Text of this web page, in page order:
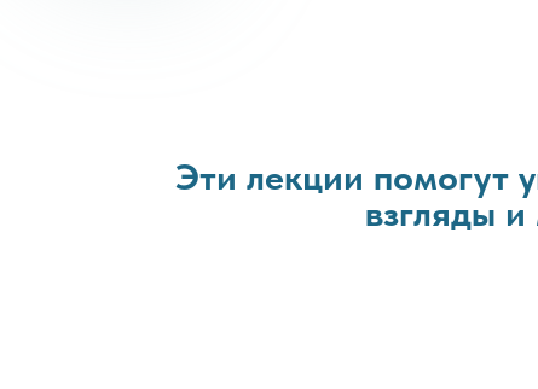
Эти лекции помогут
взгляды